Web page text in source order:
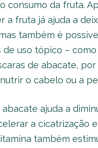
consumo da fruta.
a fruta já ajuda a
também é
uso tópico –
de abacate,
o cabelo ou a
ajuda a
a cicatrização
também